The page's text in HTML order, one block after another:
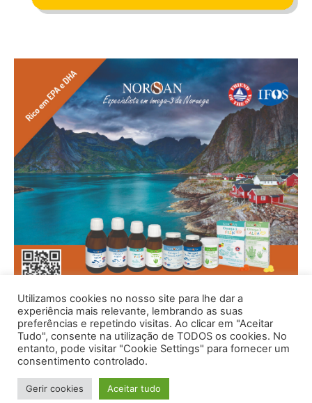
Utilizamos cookies no nosso site para lhe dar a
experiência mais relevante, lembrando as suas
preferências e repetindo visitas. Ao clicar em "Aceitar
Tudo", consente na utilização de TODOS os cookies. No
entanto, pode visitar "Cookie Settings" para fornecer um
consentimento controlado.
Gerir cookies Aceitar tudo